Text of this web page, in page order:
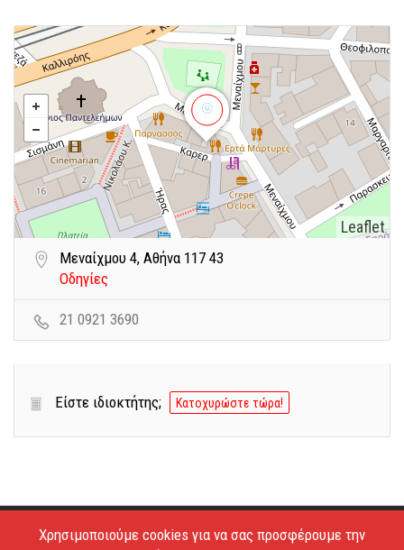
Leaflet
Μεναίχμου 4, Αθήνα 117 43
Οδηγίες
21 0921 3690
Είστε ιδιοκτήτης; Κατοχυρώστε τώρα!
Copyright © 2026 - Estiatoria. All Rights Reserved.
Χρησιμοποιούμε cookies για να σας προσφέρουμε την